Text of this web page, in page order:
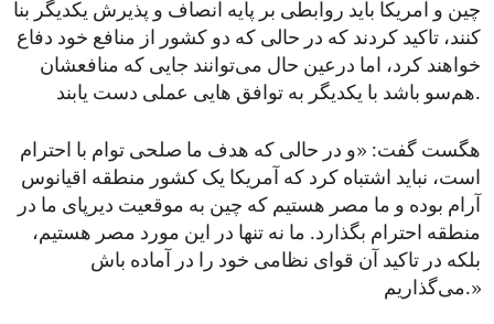
چین و آمریکا باید روابطی بر پایه انصاف و پذیرش یکدیگر بنا
کنند، تاکید کردند که در حالی که دو کشور از منافع خود دفاع
خواهند کرد، اما درعین حال می‌توانند جایی که منافعشان
هم‌سو باشد با یکدیگر به توافق هایی عملی دست یابند.
هگست گفت: «و در حالی که هدف ما صلحی توام با احترام
است، نباید اشتباه کرد که آمریکا یک کشور منطقه اقیانوس
آرام بوده و ما مصر هستیم که چین به موقعیت دیرپای ما در
منطقه احترام بگذارد. ما نه تنها در این مورد مصر هستیم،
بلکه در تاکید آن قوای نظامی خود را در آماده باش
می‌گذاریم.»